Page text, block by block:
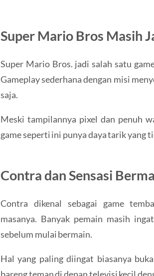
Super Mario Bros Masih
Super Mario Bros. jadi salah satu
Gameplay sederhana dengan misi
saja.
Meski tampilannya pixel dan penuh
game seperti ini punya daya tarik yang
Contra dan Sensasi
Contra dikenal sebagai game
masanya. Banyak pemain masih
sebelum mulai bermain.
Hal yang paling diingat biasanya